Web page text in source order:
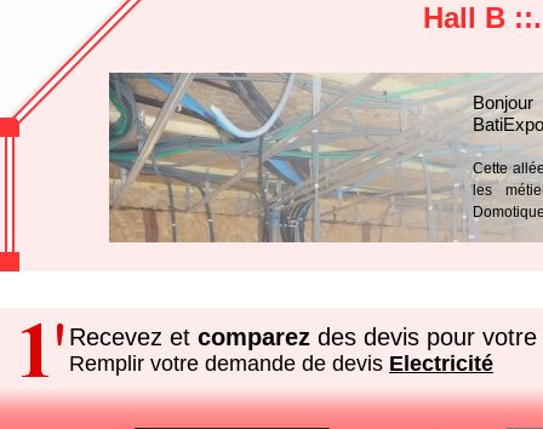
Hall B
Cette
les
Recevez et comparez des devis pour votre
Remplir votre demande de devis Electricité